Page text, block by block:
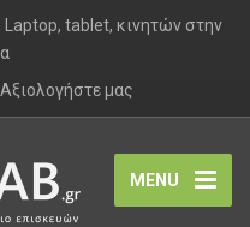
Laptop, tablet, κινητών στην
Αξιολογήστε μας
MENU